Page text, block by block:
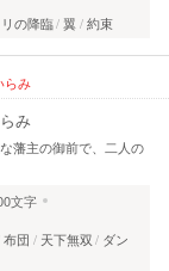
リの降臨 翼 約束
らみ
み
藩主の御前で、二人の
文字
布団 天下無双
ダン